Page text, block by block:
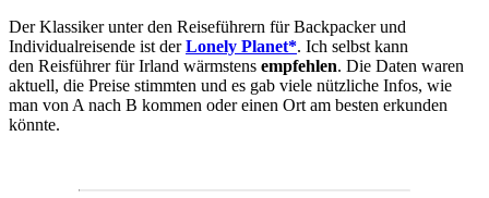
Der Klassiker unter den Reiseführern für Backpacker und
Individualreisende ist derLonely Planet*. Ich selbst kann
den Reisführer für Irland wärmstens empfehlen. Die Daten waren
aktuell, die Preise stimmten und es gab viele nützliche Infos, wie
man von A nach B kommen oder einen Ort am besten erkunden
könnte.